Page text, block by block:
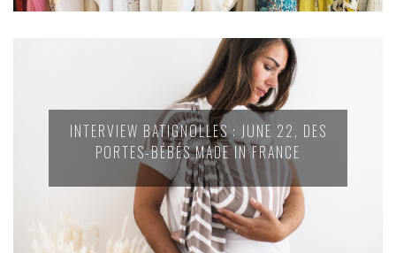
INTERVIEW BATIGNOLLES : JUNE 22, DES
PORTES-BÉBÉS MADE IN FRANCE